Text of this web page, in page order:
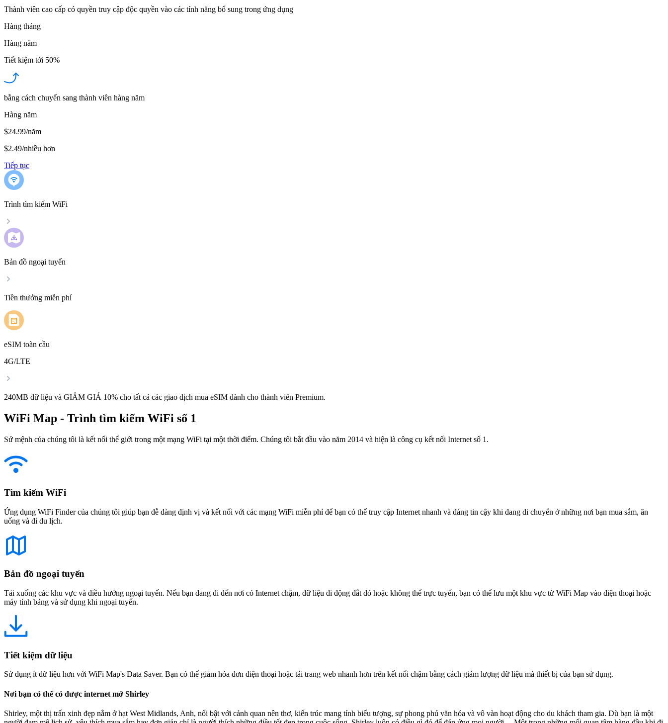
Thành viên cao cấp có quyền truy cập độc quyền vào các tính năng bổ sung trong ứng dụng
Hàng tháng
Hàng năm
Tiết kiệm tới 50%
bằng cách chuyển sang thành viên hàng năm
Hàng năm
$24.99/năm
$2.49/nhiều hơn
Tiếp tục
Trình tìm kiếm WiFi
Bản đồ ngoại tuyến
Tiền thưởng miễn phí
eSIM toàn cầu
4G/LTE
240MB dữ liệu và GIẢM GIÁ 10% cho tất cả các giao dịch mua eSIM dành cho thành viên Premium.
WiFi Map - Trình tìm kiếm WiFi số 1
Sứ mệnh của chúng tôi là kết nối thế giới trong một mạng WiFi tại một thời điểm. Chúng tôi bắt đầu vào năm 2014 và hiện là công cụ kết nối Internet số 1.
Tìm kiếm WiFi
Ứng dụng WiFi Finder của chúng tôi giúp bạn dễ dàng định vị và kết nối với các mạng WiFi miễn phí để bạn có thể truy cập Internet nhanh và đáng tin cậy khi đang di chuyển ở những nơi bạn mua sắm, ăn
uống và đi du lịch.
Bản đồ ngoại tuyến
Tải xuống các khu vực và điều hướng ngoại tuyến. Nếu bạn đang đi đến nơi có Internet chậm, dữ liệu di động đắt đỏ hoặc không thể trực tuyến, bạn có thể lưu một khu vực từ WiFi Map vào điện thoại hoặc
máy tính bảng và sử dụng khi ngoại tuyến.
Tiết kiệm dữ liệu
Sử dụng ít dữ liệu hơn với WiFi Map's Data Saver. Bạn có thể giảm hóa đơn điện thoại hoặc tải trang web nhanh hơn trên kết nối chậm bằng cách giảm lượng dữ liệu mà thiết bị của bạn sử dụng.
Nơi bạn có thể có được internet mở Shirley
Shirley, một thị trấn xinh đẹp nằm ở hạt West Midlands, Anh, nổi bật với cảnh quan nên thơ, kiến trúc mang tính biểu tượng, sự phong phú văn hóa và vô vàn hoạt động cho du khách tham gia. Dù bạn là một